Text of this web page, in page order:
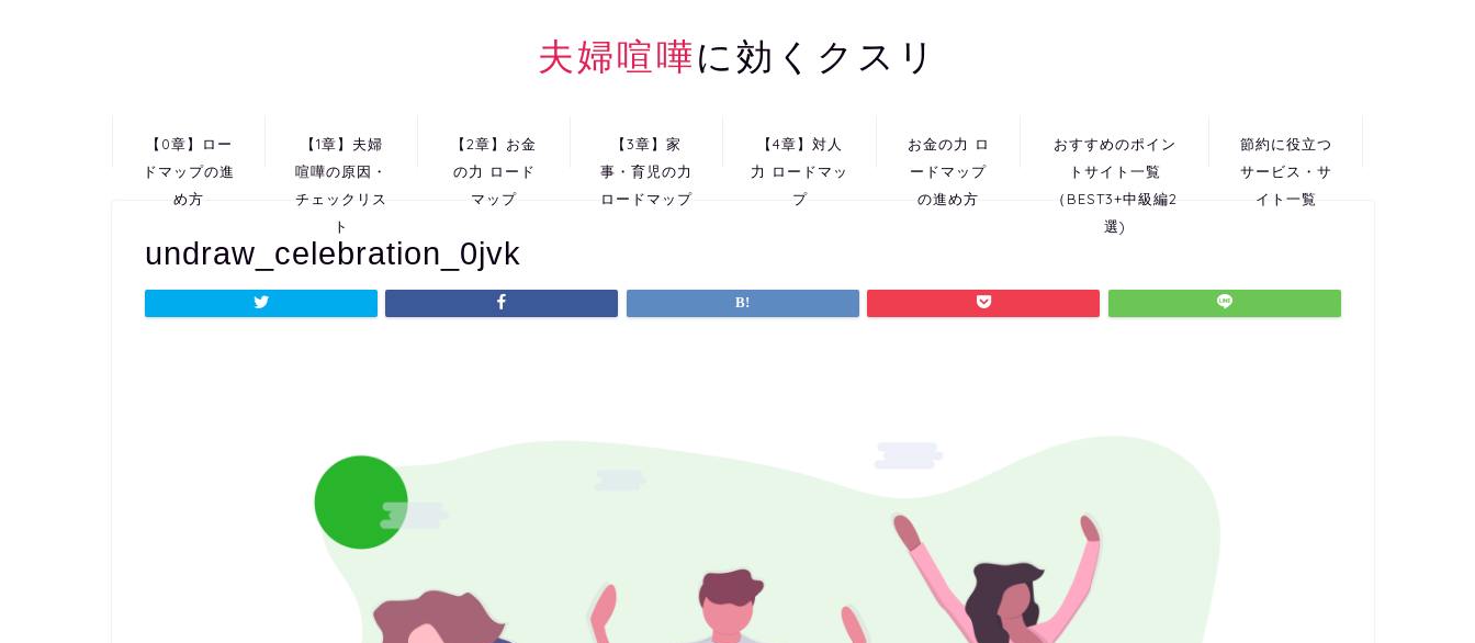
夫婦喧嘩に効くクスリ
【0章】ロー
ドマップの進
め方
【1章】夫婦
喧嘩の原因・
チェックリス
ト
【2章】お金
の力 ロード
マップ
【3章】家
事・育児の力
ロードマップ
【4章】対人
力 ロードマッ
プ
お金の力 ロ
ードマップ
の進め方
おすすめのポイン
トサイト一覧
（BEST3+中級編2
選)
節約に役立つ
サービス・サ
イト一覧
undraw_celebration_0jvk